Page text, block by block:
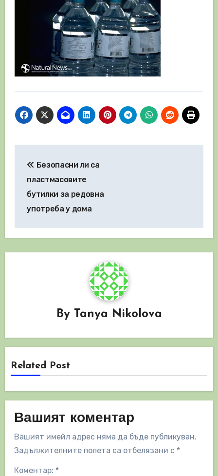
Безопасни ли са
пластмасовите
бутилки за редовна
употреба у дома
By Tanya Nikolova
Related Post
Вашият коментар
Вашият имейл адрес няма да бъде публикуван.
Задължителните полета са отбелязани с *
Коментар: *